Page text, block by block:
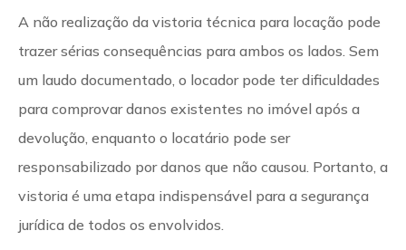
A não realização da vistoria técnica para locação pode
trazer sérias consequências para ambos os lados. Sem
um laudo documentado, o locador pode ter dificuldades
para comprovar danos existentes no imóvel após a
devolução, enquanto o locatário pode ser
responsabilizado por danos que não causou. Portanto, a
vistoria é uma etapa indispensável para a segurança
jurídica de todos os envolvidos.